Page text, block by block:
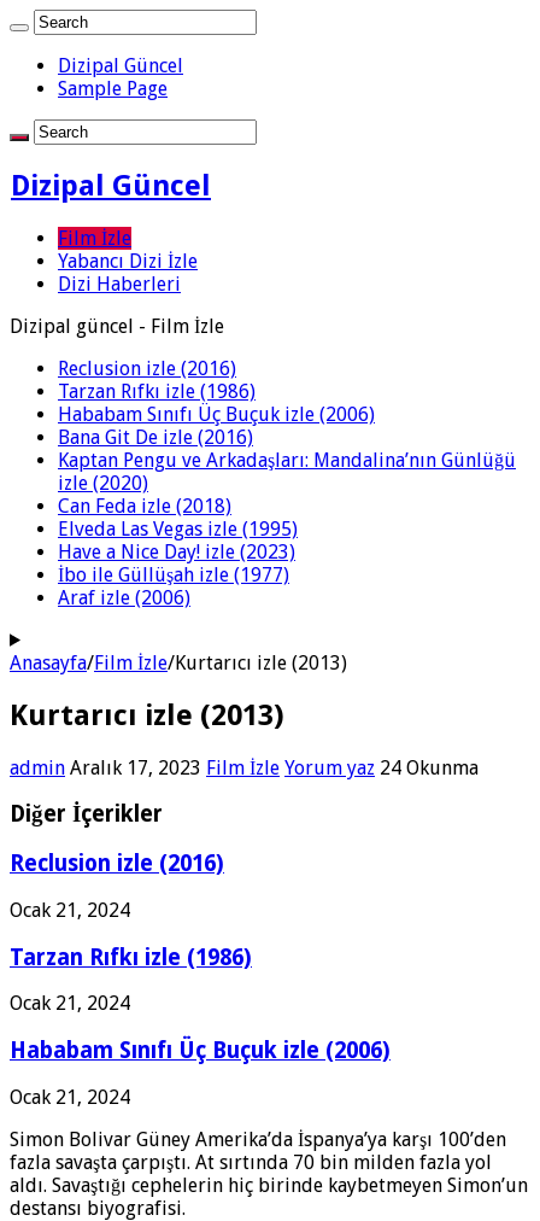
Dizipal Güncel
Sample Page
Dizipal Güncel
Film İzle
Yabancı Dizi İzle
Dizi Haberleri
Dizipal güncel - Film İzle
Reclusion izle (2016)
Tarzan Rıfkı izle (1986)
Hababam Sınıfı Üç Buçuk izle (2006)
Bana Git De izle (2016)
Kaptan Pengu ve Arkadaşları: Mandalina’nın Günlüğü
izle (2020)
Can Feda izle (2018)
Elveda Las Vegas izle (1995)
Have a Nice Day! izle (2023)
İbo ile Güllüşah izle (1977)
Araf izle (2006)
Anasayfa/Film İzle/Kurtarıcı izle (2013)
Kurtarıcı izle (2013)
admin Aralık 17, 2023 Film İzle Yorum yaz 24 Okunma
Diğer İçerikler
Reclusion izle (2016)
Ocak 21, 2024
Tarzan Rıfkı izle (1986)
Ocak 21, 2024
Hababam Sınıfı Üç Buçuk izle (2006)
Ocak 21, 2024
Simon Bolivar Güney Amerika’da İspanya’ya karşı 100’den
fazla savaşta çarpıştı. At sırtında 70 bin milden fazla yol
aldı. Savaştığı cephelerin hiç birinde kaybetmeyen Simon’un
destansı biyografisi.